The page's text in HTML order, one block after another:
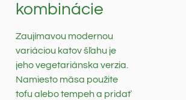
kombinácie
Zaujímavou modernou
variáciou katov šľahu je
jeho vegetariánska verzia.
Namiesto mäsa použite
tofu alebo tempeh a pridať